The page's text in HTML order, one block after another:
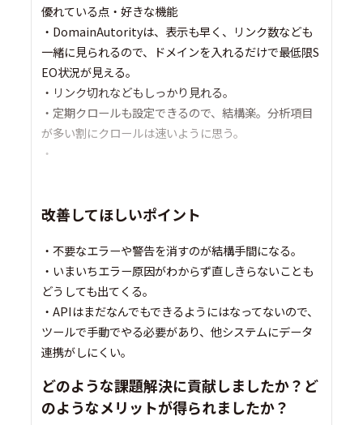
優れている点・好きな機能
・DomainAutorityは、表示も早く、リンク数なども
一緒に見られるので、ドメインを入れるだけで最低限S
EO状況が見える。
・リンク切れなどもしっかり見れる。
・定期クロールも設定できるので、結構楽。分析項目
が多い割にクロールは速いように思う。
・
改善してほしいポイント
・不要なエラーや警告を消すのが結構手間になる。
・いまいちエラー原因がわからず直しきらないことも
どうしても出てくる。
・APIはまだなんでもできるようにはなってないので、
ツールで手動でやる必要があり、他システムにデータ
連携がしにくい。
どのような課題解決に貢献しましたか？ど
のようなメリットが得られましたか？